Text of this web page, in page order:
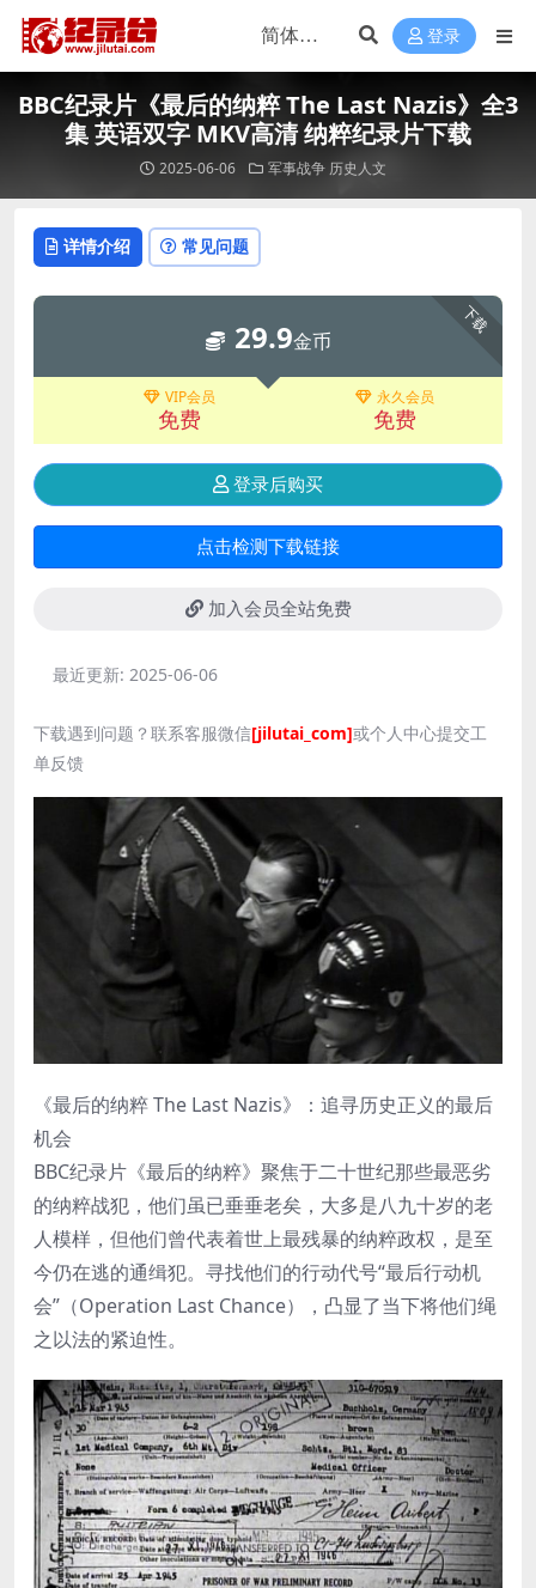
登录
BBC纪录片《最后的纳粹 The Last Nazis》全3
集 英语双字 MKV高清 纳粹纪录片下载
2025-06-06 军事战争 历史人文
详情介绍 常见问题
下载
29.9金币
VIP会员
免费
永久会员
免费
登录后购买
点击检测下载链接
加入会员全站免费
最近更新: 2025-06-06
下载遇到问题？联系客服微信[jilutai_com]或个人中心提交工
单反馈
《最后的纳粹 The Last Nazis》：追寻历史正义的最后
机会
BBC纪录片《最后的纳粹》聚焦于二十世纪那些最恶劣
的纳粹战犯，他们虽已垂垂老矣，大多是八九十岁的老
人模样，但他们曾代表着世上最残暴的纳粹政权，是至
今仍在逃的通缉犯。寻找他们的行动代号“最后行动机
会”（Operation Last Chance），凸显了当下将他们绳
之以法的紧迫性。